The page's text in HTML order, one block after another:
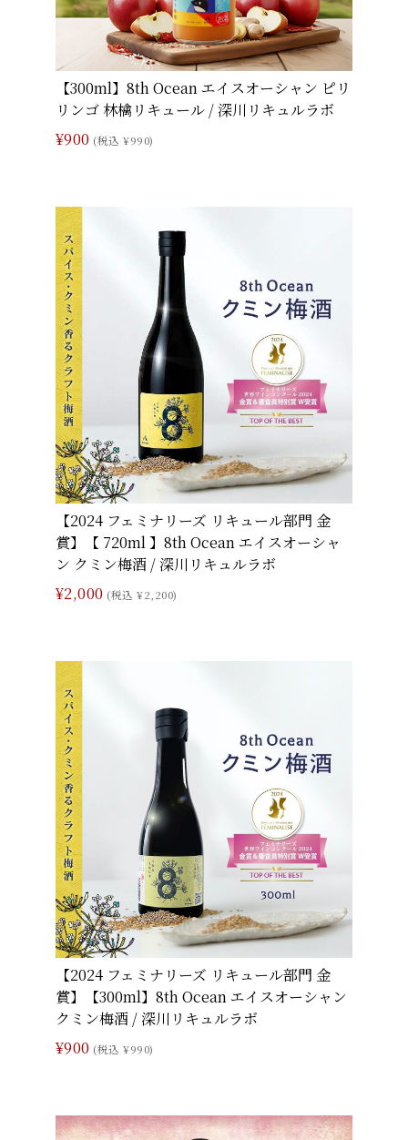
【300ml】8th Ocean エイスオーシャン ピリ
リンゴ 林檎リキュール / 深川リキュルラボ
¥900 (税込 ¥990)
【2024 フェミナリーズ リキュール部門 金
賞】【 720ml 】8th Ocean エイスオーシャ
ン クミン梅酒 / 深川リキュルラボ
¥2,000 (税込 ¥2,200)
【2024 フェミナリーズ リキュール部門 金
賞】【300ml】8th Ocean エイスオーシャン
クミン梅酒 / 深川リキュルラボ
¥900 (税込 ¥990)